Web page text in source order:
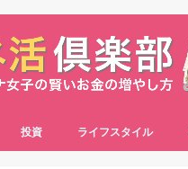
投資 ライフスタイル